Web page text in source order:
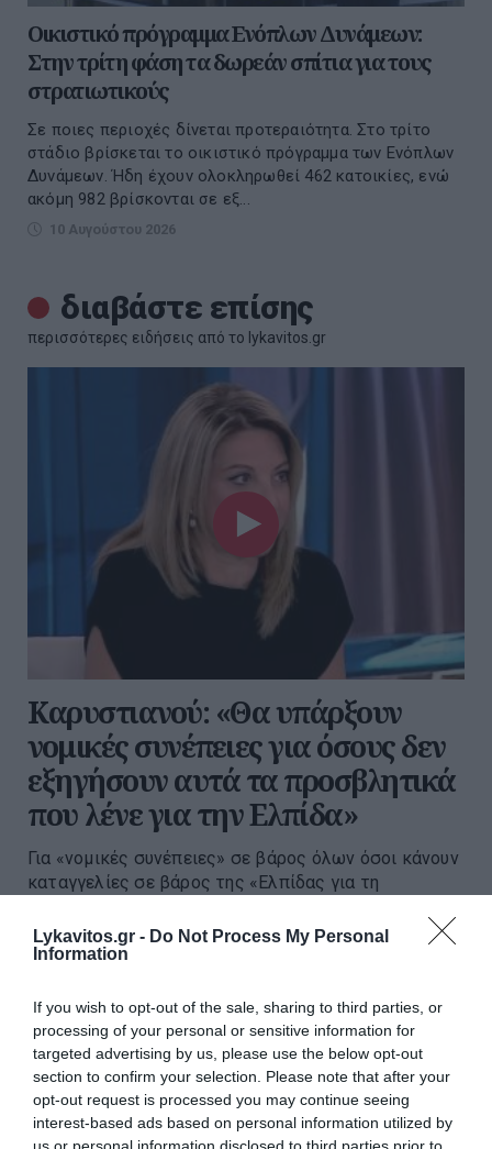
Lykavitos.gr - Do Not Process My Personal
Information
If you wish to opt-out of the sale, sharing to third parties, or
processing of your personal or sensitive information for
targeted advertising by us, please use the below opt-out
section to confirm your selection. Please note that after your
opt-out request is processed you may continue seeing
interest-based ads based on personal information utilized by
us or personal information disclosed to third parties prior to
Οικιστικό πρόγραμμα Ενόπλων Δυνάμεων:
Στην τρίτη φάση τα δωρεάν σπίτια για τους
στρατιωτικούς
Σε ποιες περιοχές δίνεται προτεραιότητα. Στο τρίτο
στάδιο βρίσκεται το οικιστικό πρόγραμμα των Ενόπλων
Δυνάμεων. Ήδη έχουν ολοκληρωθεί 462 κατοικίες, ενώ
ακόμη 982 βρίσκονται σε εξ...
10 Αυγούστου 2026
διαβάστε επίσης
περισσότερες ειδήσεις από το lykavitos.gr
Καρυστιανού: «Θα υπάρξουν
νομικές συνέπειες για όσους δεν
εξηγήσουν αυτά τα προσβλητικά
που λένε για την Ελπίδα»
Για «νομικές συνέπειες» σε βάρος όλων όσοι κάνουν
καταγγελίες σε βάρος της «Ελπίδας για τη
βασίζονται και κάνουν αυτές τις άκρως
προσβλητικές καταγγελίες» έκανε...